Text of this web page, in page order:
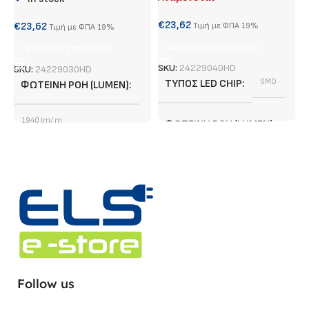
€23,62 Τιμή με ΦΠΑ 19%
SKU: 24229030HD
ΦΩΤΕΙΝΉ ΡΟΉ (LUMEN)
1940 lm/ m
ΕΓΓΎΗΣΗ 3 χρόνια
ΣΗΜΕΊΟ ΚΟΠΉΣ
ΧΡΏΜΑ ΦΩΤΌΣ
€23,62 Τιμή με ΦΠΑ 19%
SKU: 24229040HD
ΤΎΠΟΣ LED CHIP SMD
ΦΩΤΕΙΝΉ ΡΟΉ (LUMEN)
Follow us